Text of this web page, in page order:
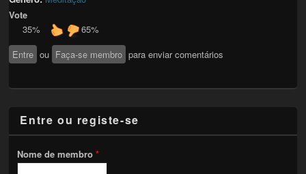
Vote
35%
65%
Entre ou Faça-se membro para enviar comentários
Entre ou registe-se
Nome de membro*